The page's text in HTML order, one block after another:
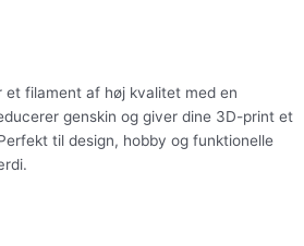
et filament af høj kvalitet med en
genskin og giver dine 3D-print et
til design, hobby og funktionelle